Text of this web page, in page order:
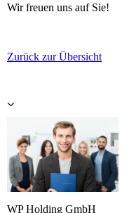
Wir freuen uns auf Sie!
Zurück zur Übersicht
WP Holding GmbH